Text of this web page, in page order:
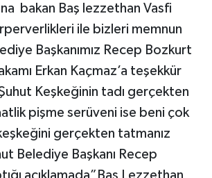
bakan Baş lezzethan Vasfi
ile bizleri memnun
Başkanımız Recep Bozkurt
Erkan Kaçmaz’a teşekkür
Keşkeğinin tadı gerçekten
pişme serüveni ise beni çok
gerçekten tatmanız
Belediye Başkanı Recep